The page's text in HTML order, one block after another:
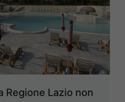
Regione Lazio non